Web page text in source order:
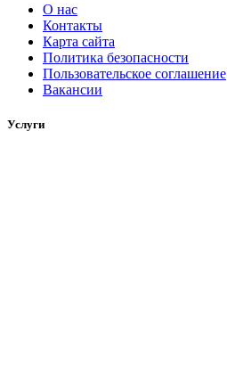
О нас
Контакты
Карта сайта
Политика безопасности
Пользовательское соглашение
Вакансии
Услуги